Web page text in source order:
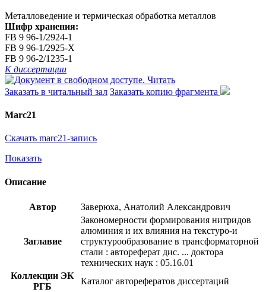
Металловедение и термическая обработка металлов
Шифр хранения:
FB 9 96-1/2924-1
FB 9 96-1/2925-X
FB 9 96-2/1235-1
К диссертации
Читать
Заказать в читальный зал Заказать копию фрагмента
Marc21
Скачать marc21-запись
Показать
Описание
Автор Заверюха, Анатолий Александрович
Заглавие
Закономерности формирования нитридов
алюминия и их влияния на текстуро-и
структурообразование в трансформаторной
стали : автореферат дис. ... доктора
технических наук : 05.16.01
Коллекции ЭК
РГБ
Каталог авторефератов диссертаций